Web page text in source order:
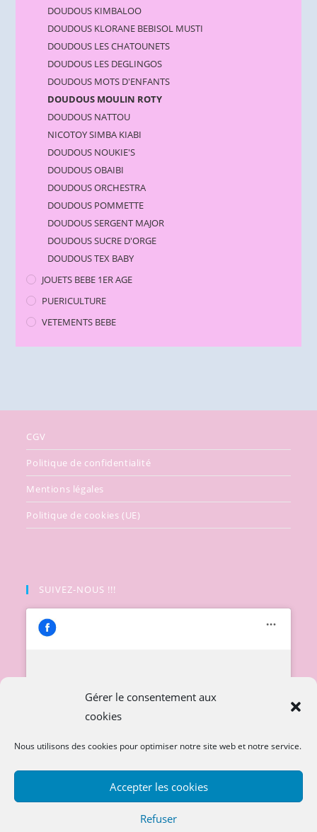
Gérer le consentement aux
cookies
Nous utilisons des cookies pour optimiser notre site web et notre service.
Accepter les cookies
Refuser
DOUDOUS KIMBALOO
DOUDOUS KLORANE BEBISOL MUSTI
DOUDOUS LES CHATOUNETS
DOUDOUS LES DEGLINGOS
DOUDOUS MOTS D'ENFANTS
DOUDOUS MOULIN ROTY
DOUDOUS NATTOU
NICOTOY SIMBA KIABI
DOUDOUS NOUKIE'S
DOUDOUS OBAIBI
DOUDOUS ORCHESTRA
DOUDOUS POMMETTE
DOUDOUS SERGENT MAJOR
DOUDOUS SUCRE D'ORGE
DOUDOUS TEX BABY
JOUETS BEBE 1ER AGE
PUERICULTURE
VETEMENTS BEBE
CGV
Politique de confidentialité
Mentions légales
Politique de cookies (UE)
SUIVEZ-NOUS !!!
Cliquez pour accepter les cookies
marketing et activer ce contenu